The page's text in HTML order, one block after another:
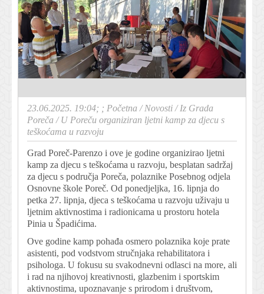
23.06.2025. 19:04; ; Početna /Novosti /Iz Grada
Poreča /U Poreču organiziran ljetni kamp za djecu s
teškoćama u razvoju
Grad Poreč-Parenzo i ove je godine organizirao ljetni
kamp za djecu s teškoćama u razvoju, besplatan sadržaj
za djecu s područja Poreča, polaznike Posebnog odjela
Osnovne škole Poreč. Od ponedjeljka, 16. lipnja do
petka 27. lipnja, djeca s teškoćama u razvoju uživaju u
ljetnim aktivnostima i radionicama u prostoru hotela
Pinia u Špadićima.
Ove godine kamp pohađa osmero polaznika koje prate
asistenti, pod vodstvom stručnjaka rehabilitatora i
psihologa. U fokusu su svakodnevni odlasci na more, ali
i rad na njihovoj kreativnosti, glazbenim i sportskim
aktivnostima, upoznavanje s prirodom i društvom,